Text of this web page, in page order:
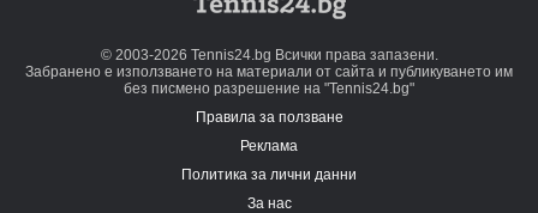
© 2003-2026 Tennis24.bg Всички права запазени.
Забранено е използването на материали от сайта и публикуването им
без писмено разрешение на "Tennis24.bg"
Правила за ползване
Реклама
Политика за лични данни
За нас